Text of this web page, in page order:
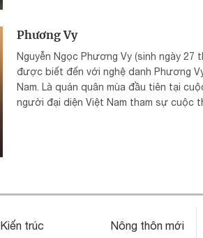
Phương Vy
Nguyễn Ngọc Phương Vy (sinh ngày 27
được biết đến với nghệ danh Phương
Nam. Là quán quân mùa đầu tiên tại
người đại diện Việt Nam tham sự cuộc
Kiến trúc Nông thôn mới